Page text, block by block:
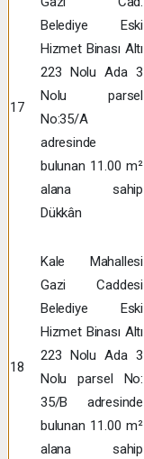
17
Belediye Eski
Hizmet Binası Altı
223 Nolu Ada 3
Nolu parsel
No:35/A
adresinde
bulunan 11.00 m²
alana sahip
Dükkân
18
Kale Mahallesi
Gazi Caddesi
Belediye Eski
Hizmet Binası Altı
223 Nolu Ada 3
Nolu parsel No:
35/B adresinde
bulunan 11.00 m²
alana sahip